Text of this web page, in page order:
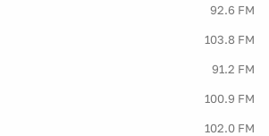
92.6 FM
103.8 FM
91.2 FM
100.9 FM
102.0 FM